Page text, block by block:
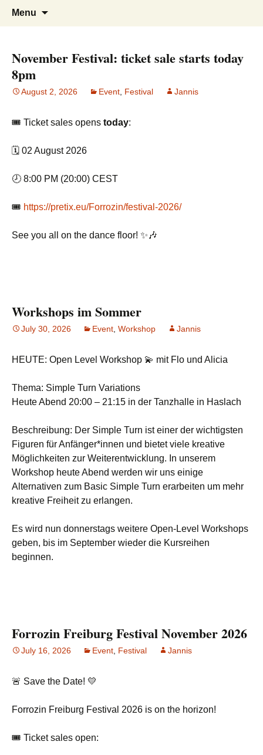
Forrózin Freiburg
Tanzen, Musik und Lebensgefühl für
Breisgau-BrasilianerInnen
Menu
November Festival: ticket sale starts today
8pm
August 2, 2026 Event Festival Jannis
🎟️ Ticket sales opens today:
🗓️ 02 August 2026
🕗 8:00 PM (20:00) CEST
🎟️ https://pretix.eu/Forrozin/festival-2026/
See you all on the dance floor! ✨🎶
Workshops im Sommer
July 30, 2026 Event Workshop Jannis
HEUTE: Open Level Workshop 💫 mit Flo und Alicia
Thema: Simple Turn Variations
Heute Abend 20:00 – 21:15 in der Tanzhalle in Haslach
Beschreibung: Der Simple Turn ist einer der wichtigsten
Figuren für Anfänger*innen und bietet viele kreative
Möglichkeiten zur Weiterentwicklung. In unserem
Workshop heute Abend werden wir uns einige
Alternativen zum Basic Simple Turn erarbeiten um mehr
kreative Freiheit zu erlangen.
Es wird nun donnerstags weitere Open-Level Workshops
geben, bis im September wieder die Kursreihen
beginnen.
Forrozin Freiburg Festival November 2026
July 16, 2026 Event Festival Jannis
🚨 Save the Date! 💛
Forrozin Freiburg Festival 2026 is on the horizon!
🎟️ Ticket sales open: